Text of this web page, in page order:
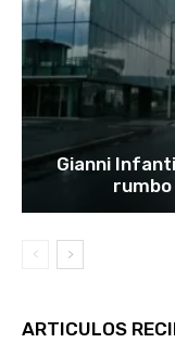
Gianni
rumbo
ARTICULOS